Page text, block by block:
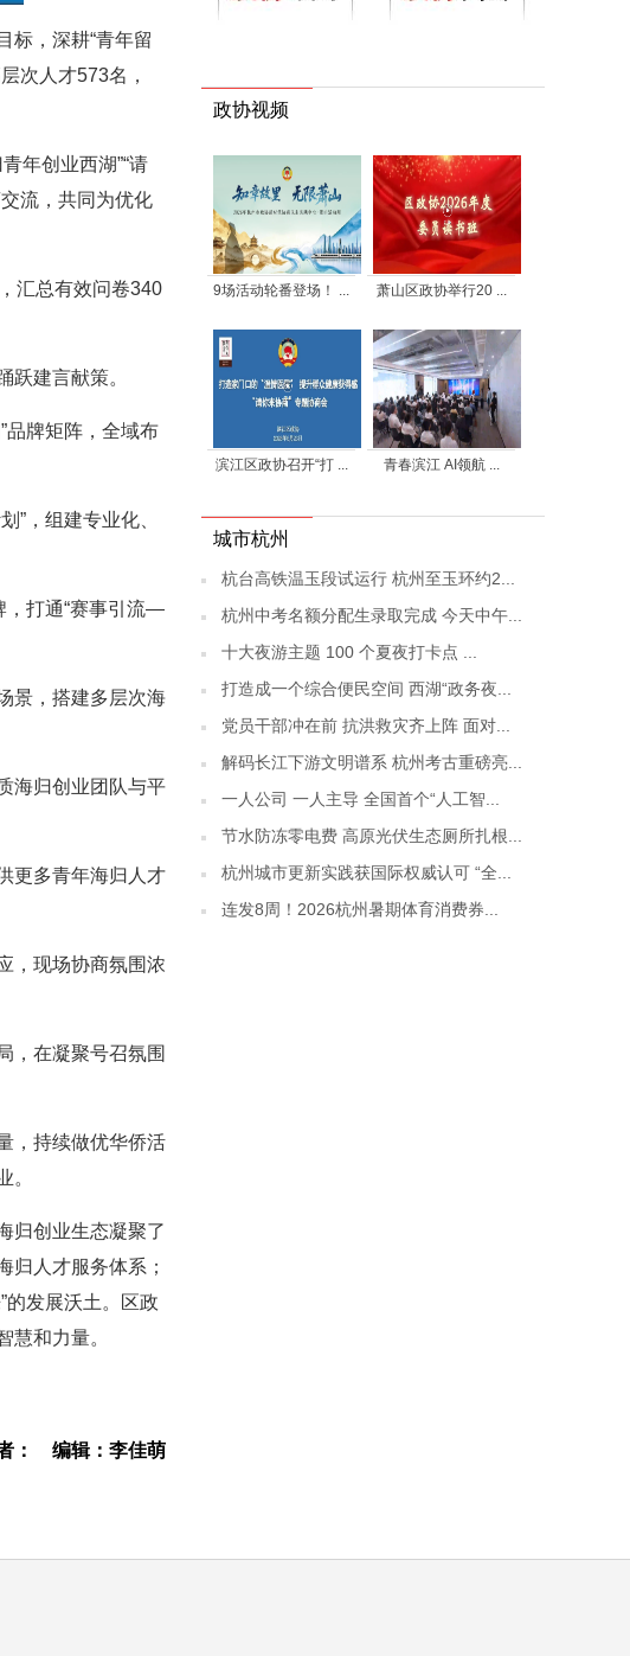
标，深耕“青年留
次人才573名，
年创业西湖”“请
流，共同为优化
汇总有效问卷340
建言献策。
品牌矩阵，全域布
”，组建专业化、
，打通“赛事引流—
景，搭建多层次海
海归创业团队与平
更多青年海归人才
，现场协商氛围浓
，在凝聚号召氛围
，持续做优华侨活
。
归创业生态凝聚了
归人才服务体系；
的发展沃土。区政
和力量。
： 编辑：李佳萌
政协视频
9场活动轮番登场！ ... 萧山区政协举行20 ...
滨江区政协召开“打 ... 青春滨江 AI领航 ...
城市杭州
杭台高铁温玉段试运行 杭州至玉环约2...
杭州中考名额分配生录取完成 今天中午...
十大夜游主题 100 个夏夜打卡点 ...
打造成一个综合便民空间 西湖“政务夜...
党员干部冲在前 抗洪救灾齐上阵 面对...
解码长江下游文明谱系 杭州考古重磅亮...
一人公司 一人主导 全国首个“人工智...
节水防冻零电费 高原光伏生态厕所扎根...
杭州城市更新实践获国际权威认可 “全...
连发8周！2026杭州暑期体育消费券...